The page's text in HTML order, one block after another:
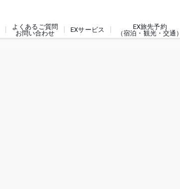
よくあるご質問
お問い合わせ
EXサービス
EX旅先予約
（宿泊・観光・交通）